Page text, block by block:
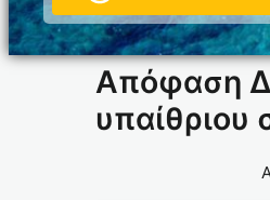
Απόφαση
υπαίθριου